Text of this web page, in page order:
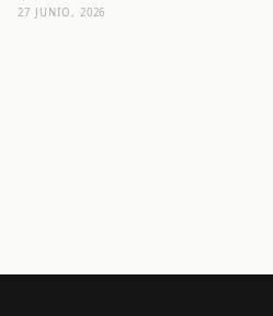
27 JUNIO, 2026